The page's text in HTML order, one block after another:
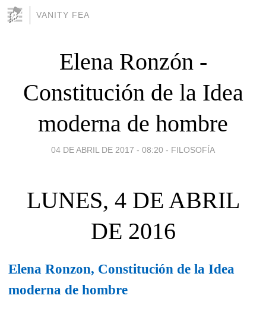
VANITY FEA
Elena Ronzón -
Constitución de la Idea
moderna de hombre
04 DE ABRIL DE 2017 - 08:20 - FILOSOFÍA
LUNES, 4 DE ABRIL
DE 2016
Elena Ronzon, Constitución de la Idea
moderna de hombre